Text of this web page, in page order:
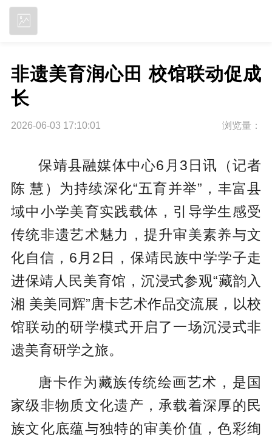
非遗美育润心田 校馆联动促成
长
2026-06-03 17:10:01 浏览量：
保靖县融媒体中心6月3日讯（记者
陈 慧）为持续深化“五育并举”，丰富县
域中小学美育实践载体，引导学生感受
传统非遗艺术魅力，提升审美素养与文
化自信，6月2日，保靖民族中学学子走
进保靖人民美育馆，沉浸式参观“藏韵入
湘 美美同辉”唐卡艺术作品交流展，以校
馆联动的研学模式开启了一场沉浸式非
遗美育研学之旅。
唐卡作为藏族传统绘画艺术，是国
家级非物质文化遗产，承载着深厚的民
族文化底蕴与独特的审美价值，色彩绚